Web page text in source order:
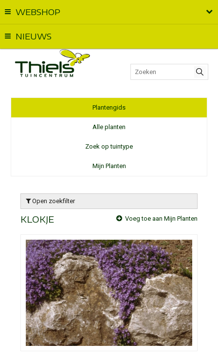
WEBSHOP
NIEUWS
Plantengids
Alle planten
Zoek op tuintype
Mijn Planten
Open zoekfilter
KLOKJE Voeg toe aan Mijn Planten